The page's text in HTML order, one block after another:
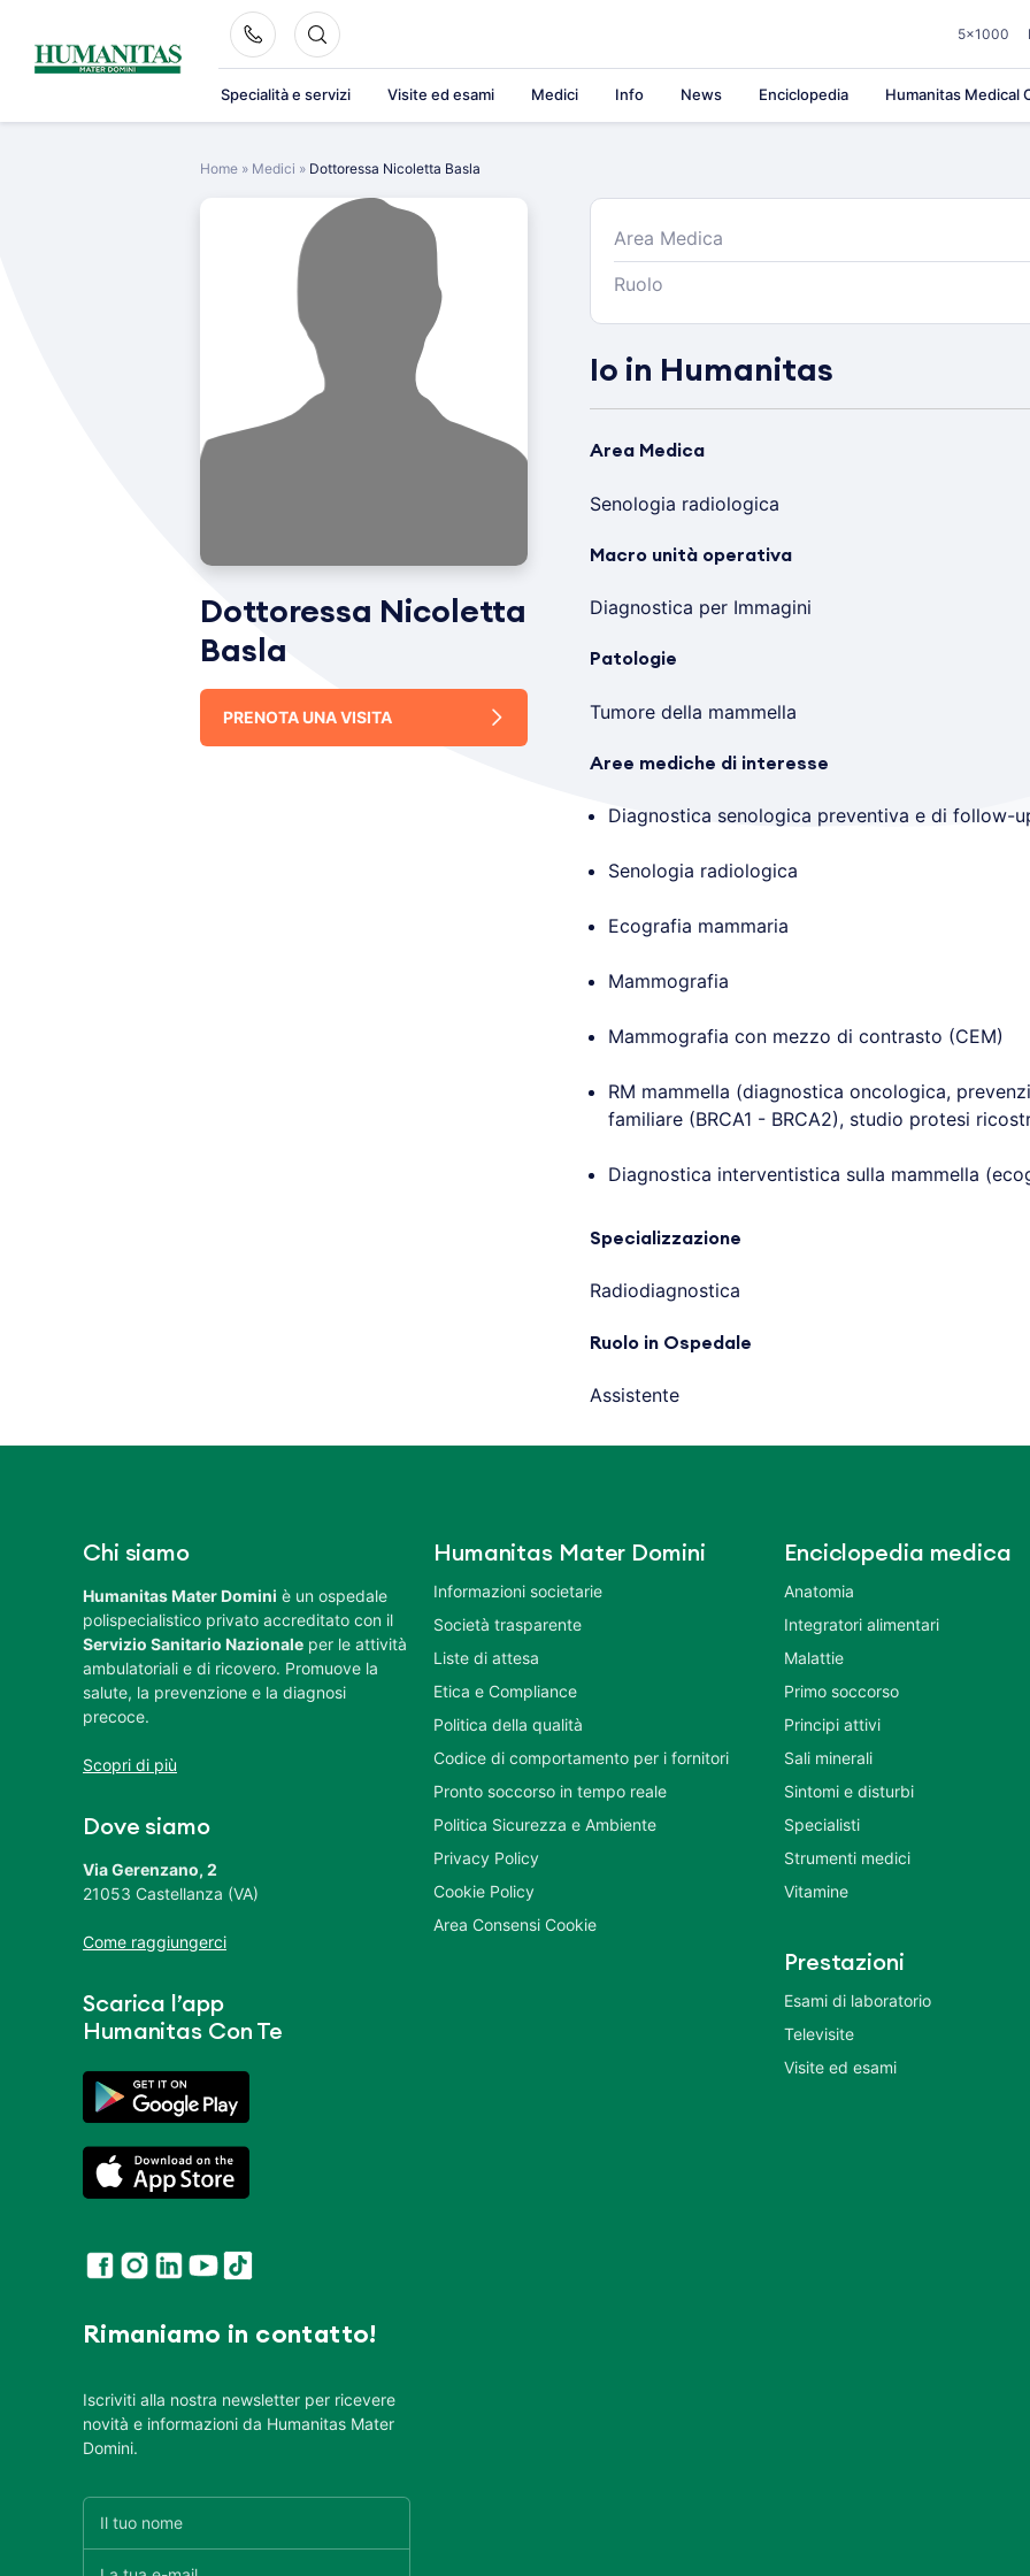
content
5×1000
Specialità e servizi Visite ed esami Medici Info News Enciclopedia Humanitas Medical
Home » Medici » Dottoressa Nicoletta Basla
Dottoressa Nicoletta
Basla
PRENOTA UNA VISITA
Area Medica
Ruolo
Io in Humanitas
Area Medica
Senologia radiologica
Macro unità operativa
Diagnostica per Immagini
Patologie
Tumore della mammella
Aree mediche di interesse
Diagnostica senologica preventiva e di follow-
Senologia radiologica
Ecografia mammaria
Mammografia
Mammografia con mezzo di contrasto (CEM)
RM mammella (diagnostica oncologica,
familiare (BRCA1 - BRCA2), studio protesi
Diagnostica interventistica sulla mammella
Specializzazione
Radiodiagnostica
Ruolo in Ospedale
Assistente
Chi siamo
Humanitas Mater Domini è un ospedale
polispecialistico privato accreditato con il
Servizio Sanitario Nazionale per le attività
ambulatoriali e di ricovero. Promuove la
salute, la prevenzione e la diagnosi
precoce.
Scopri di più
Dove siamo
Via Gerenzano, 2
21053 Castellanza (VA)
Come raggiungerci
Scarica l’app
Humanitas Con Te
Rimaniamo in contatto!
Iscriviti alla nostra newsletter per ricevere
novità e informazioni da Humanitas Mater
Domini.
Humanitas Mater Domini
Informazioni societarie
Società trasparente
Liste di attesa
Etica e Compliance
Politica della qualità
Codice di comportamento per i fornitori
Pronto soccorso in tempo reale
Politica Sicurezza e Ambiente
Privacy Policy
Cookie Policy
Area Consensi Cookie
Enciclopedia medica
Anatomia
Integratori alimentari
Malattie
Primo soccorso
Principi attivi
Sali minerali
Sintomi e disturbi
Specialisti
Strumenti medici
Vitamine
Prestazioni
Esami di laboratorio
Televisite
Visite ed esami